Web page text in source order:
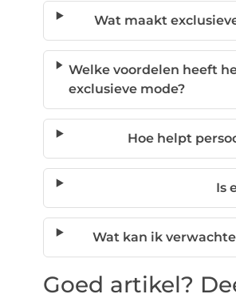
Wat maakt
Welke voordelen heeft
exclusieve mode?
Hoe helpt
Is
Wat kan ik
Goed artikel?